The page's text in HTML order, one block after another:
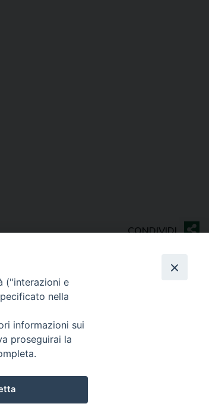
(BA) – Via San Benedetto, 1
E-mail: curia@conversano.chiesacattolica.it
MONOPOLI (Ba) – Largo Vescovado, 5
("interazioni e
nella
informazioni sui
proseguirai la